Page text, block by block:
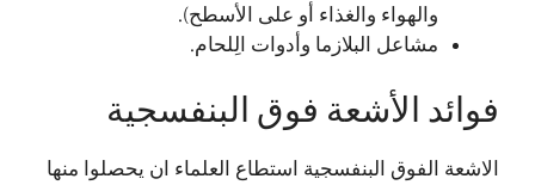
والهواء والغذاء أو على الأسطح).
مشاعل البلازما وأدوات الِلحام.
فوائد الأشعة فوق البنفسجية
الاشعة الفوق البنفسجية استطاع العلماء ان يحصلوا منها